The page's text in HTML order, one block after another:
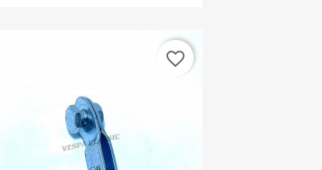
favorite_border